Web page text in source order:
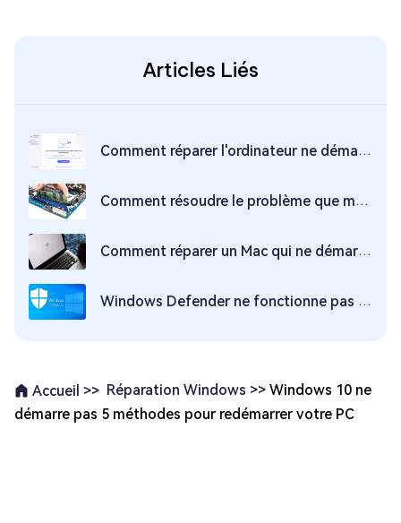
Articles Liés
Comment réparer l'ordinateur ne démarre pas après avoir passé l'écran Asus
Comment résoudre le problème que mon ordinateur ne démarre pas
Comment réparer un Mac qui ne démarre pas en mode de récupération ?
Windows Defender ne fonctionne pas sous Windows 11/10 ? - 7 Solutions !
Accueil >> Réparation Windows >> Windows 10 ne
démarre pas 5 méthodes pour redémarrer votre PC